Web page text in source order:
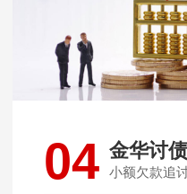
04 金华讨
小额欠款追